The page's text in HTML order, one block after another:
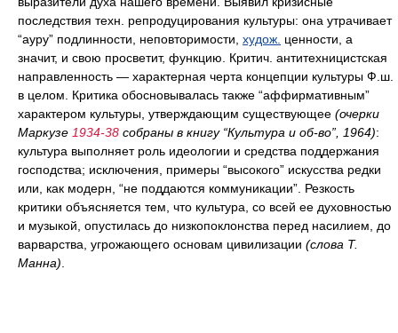
последствия техн. репродуцирования культуры: она утрачивает
“ауру” подлинности, неповторимости, худож. ценности, а
значит, и свою просветит, функцию. Критич. антитехницистская
направленность — характерная черта концепции культуры Ф.ш.
в целом. Критика обосновывалась также “аффирмативным”
характером культуры, утверждающим существующее (очерки
Маркузе 1934-38 собраны в книгу “Культура и об-во”, 1964):
культура выполняет роль идеологии и средства поддержания
господства; исключения, примеры “высокого” искусства редки
или, как модерн, “не поддаются коммуникации”. Резкость
критики объясняется тем, что культура, со всей ее духовностью
и музыкой, опустилась до низкопоклонства перед насилием, до
варварства, угрожающего основам цивилизации (слова Т.
Манна)